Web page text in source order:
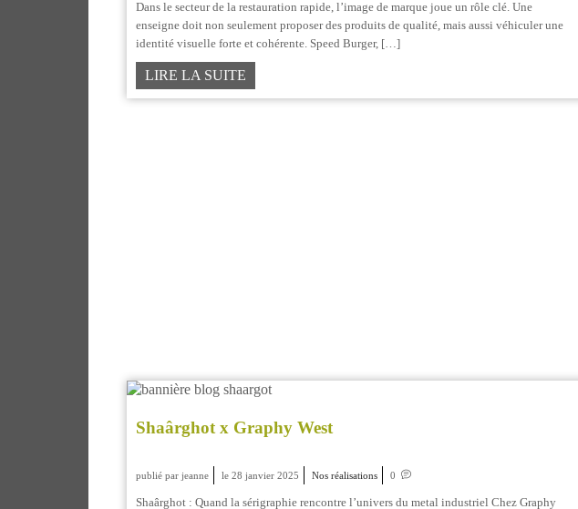
Dans le secteur de la restauration rapide, l’image de marque joue un rôle clé. Une
enseigne doit non seulement proposer des produits de qualité, mais aussi véhiculer une
identité visuelle forte et cohérente. Speed Burger, […]
LIRE LA SUITE
Shaârghot x Graphy West
publié par jeanne le 28 janvier 2025 Nos réalisations 0
Shaârghot : Quand la sérigraphie rencontre l’univers du metal industriel Chez Graphy